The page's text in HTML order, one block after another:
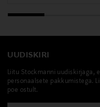
Valmistaja tootenumber
84908
UUDISKIRI
Liitu Stockmanni uudiskirjaga,
personaalsete pakkumistega.
poe ostult.